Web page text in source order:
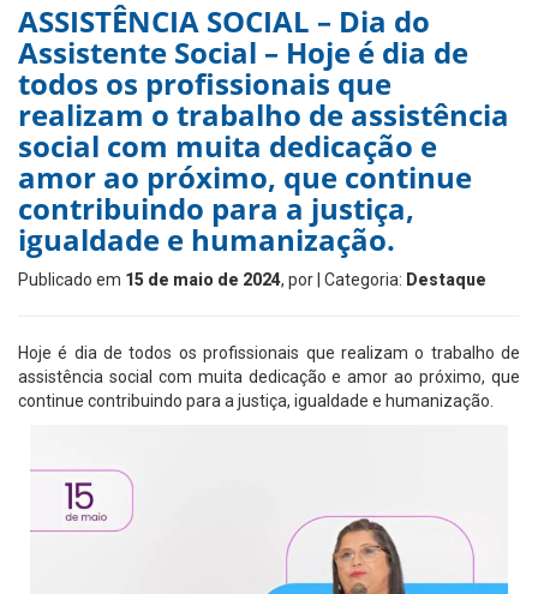
ASSISTÊNCIA SOCIAL – Dia do
Assistente Social – Hoje é dia de
todos os profissionais que
realizam o trabalho de assistência
social com muita dedicação e
amor ao próximo, que continue
contribuindo para a justiça,
igualdade e humanização.
Publicado em 15 de maio de 2024, por | Categoria: Destaque
Hoje é dia de todos os profissionais que realizam o trabalho de
assistência social com muita dedicação e amor ao próximo, que
continue contribuindo para a justiça, igualdade e humanização.